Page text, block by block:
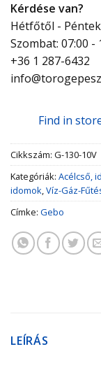
Kérdése van?
Hétfőtől -
Szombat: 07:00 -
+36 1 287-6432
Find in
Cikkszám: G-130-10V
Kategóriák: Acélcső,
idomok,Víz-Gáz-
Címke: Gebo
LEÍRÁS